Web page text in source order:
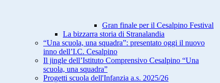
Gran finale per il Cesalpino Festival
La bizzarra storia di Stranalandia
“Una scuola, una squadra”: presentato oggi il nuovo
inno dell’I.C. Cesalpino
Il jingle dell’Istituto Comprensivo Cesalpino “Una
scuola, una squadra”
Progetti scuola dell'Infanzia a.s. 2025/26